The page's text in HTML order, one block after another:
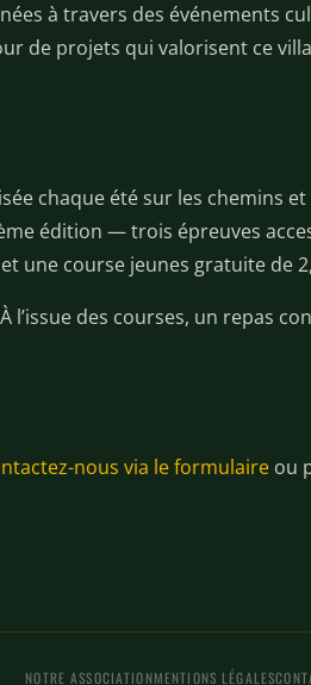
à travers des événements
de projets qui valorisent ce
chaque été sur les chemins
édition — trois épreuves
une course jeunes gratuite de
l’issue des courses, un repas
nous via le formulaire ou
NOTRE ASSOCIATIONMENTIONS LÉGALES